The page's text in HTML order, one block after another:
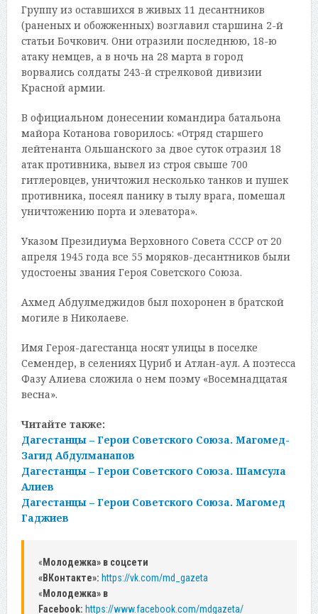
Группу из оставшихся в живых 11 десантников
(раненых и обожженных) возглавил старшина 2-й
статьи Бочкович. Они отразили последнюю, 18-ю
атаку немцев, а в ночь на 28 марта в город
ворвались солдаты 243-й стрелковой дивизии
Красной армии.
В официальном донесении командира батальона
майора Котанова говорилось: «Отряд старшего
лейтенанта Ольшанского за двое суток отразил 18
атак противника, вывел из строя свыше 700
гитлеровцев, уничтожил несколько танков и пушек
противника, посеял панику в тылу врага, помешал
уничтожению порта и элеватора».
Указом Президиума Верховного Совета СССР от 20
апреля 1945 года все 55 моряков-десантников были
удостоены звания Героя Советского Союза.
Ахмед Абдулмеджидов был похоронен в братской
могиле в Николаеве.
Имя Героя-дагестанца носят улицы в поселке
Семендер, в селениях Цуриб и Атлан-аул. А поэтесса
Фазу Алиева сложила о нем поэму «Восемнадцатая
весна».
Читайте также:
Дагестанцы – Герои Советского Союза. Магомед-
Загид Абдулманапов
Дагестанцы – Герои Советского Союза. Шамсула
Алиев
Дагестанцы – Герои Советского Союза. Магомед
Гаджиев
« Молодежка» в соцсети
«ВКонтакте»: https://vk.com/md_gazeta
« Молодежка» в
Facebook: https://www.facebook.com/mdgazeta/